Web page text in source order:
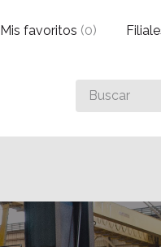
Buscar
algo
Mis favoritos (0)